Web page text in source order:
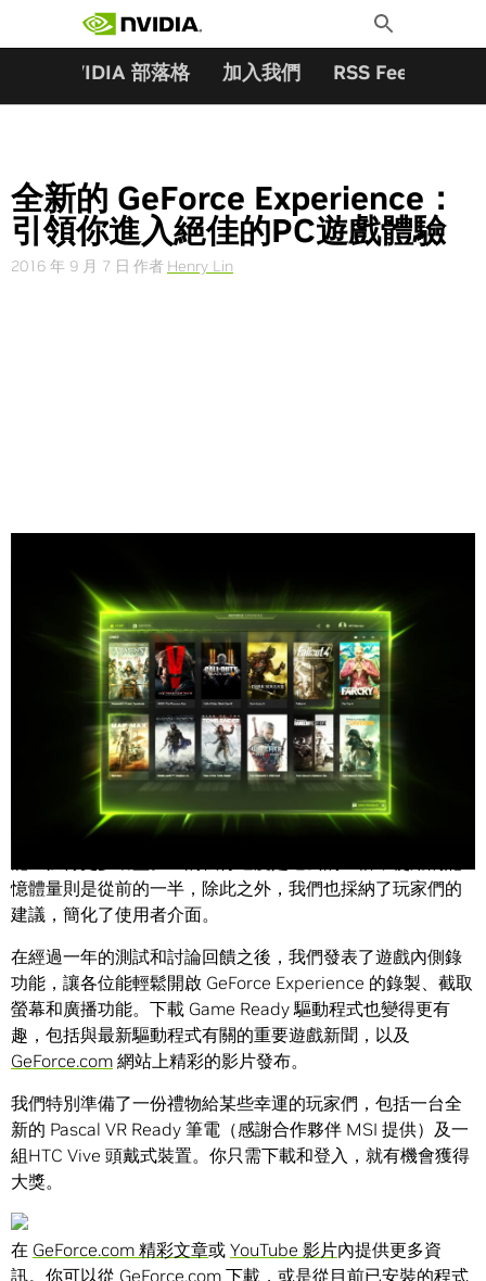
Toggle
Search
NVIDIA 部落格 加入我們 RSS Feeds
全新的 GeForce Experience：
引領你進入絕佳的PC遊戲體驗
2016 年 9 月 7 日 作者 Henry Lin
全球數千萬名玩家一致使用的 GeForce Experience，可讓你
輕鬆更新驅動程式、優化遊戲和分享戰績，而今日我們正式
推出更優秀的版本
我們將GeForce Experience重新整頓，讓你可在你喜愛的功
憶體量則是從前的一半，除此之外，我們也採納了玩家們的
建議，簡化了使用者介面。
在經過一年的測試和討論回饋之後，我們發表了遊戲內側錄
功能，讓各位能輕鬆開啟 GeForce Experience 的錄製、截取
螢幕和廣播功能。下載 Game Ready 驅動程式也變得更有
趣，包括與最新驅動程式有關的重要遊戲新聞，以及
GeForce.com 網站上精彩的影片發布。
我們特別準備了一份禮物給某些幸運的玩家們，包括一台全
新的 Pascal VR Ready 筆電（感謝合作夥伴 MSI 提供）及一
組HTC Vive 頭戴式裝置。你只需下載和登入，就有機會獲得
大獎。
在 GeForce.com 精彩文章或 YouTube 影片內提供更多資
訊。你可以從 GeForce.com 下載，或是從目前已安裝的程式